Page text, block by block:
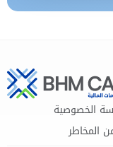
الخصوصية
المخاطر